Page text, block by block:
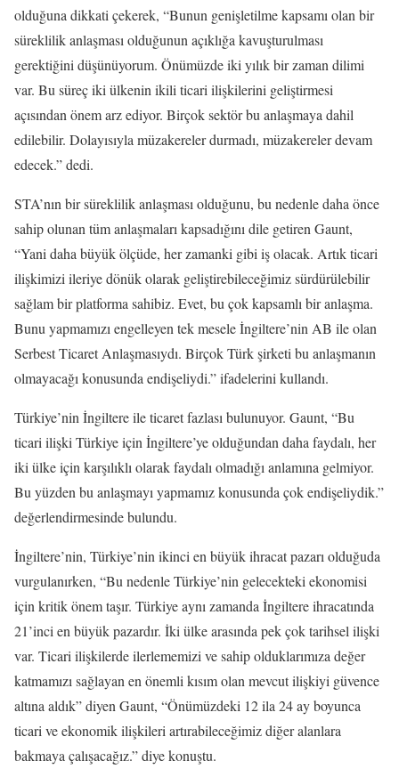
olduğuna dikkati çekerek, “Bunun genişletilme kapsamı olan bir
süreklilik anlaşması olduğunun açıklığa kavuşturulması
gerektiğini düşünüyorum. Önümüzde iki yılık bir zaman dilimi
var. Bu süreç iki ülkenin ikili ticari ilişkilerini geliştirmesi
açısından önem arz ediyor. Birçok sektör bu anlaşmaya dahil
edilebilir. Dolayısıyla müzakereler durmadı, müzakereler devam
edecek.” dedi.
STA’nın bir süreklilik anlaşması olduğunu, bu nedenle daha önce
sahip olunan tüm anlaşmaları kapsadığını dile getiren Gaunt,
“Yani daha büyük ölçüde, her zamanki gibi iş olacak. Artık ticari
ilişkimizi ileriye dönük olarak geliştirebileceğimiz sürdürülebilir
sağlam bir platforma sahibiz. Evet, bu çok kapsamlı bir anlaşma.
Bunu yapmamızı engelleyen tek mesele İngiltere’nin AB ile olan
Serbest Ticaret Anlaşmasıydı. Birçok Türk şirketi bu anlaşmanın
olmayacağı konusunda endişeliydi.” ifadelerini kullandı.
Türkiye’nin İngiltere ile ticaret fazlası bulunuyor. Gaunt, “Bu
ticari ilişki Türkiye için İngiltere’ye olduğundan daha faydalı, her
iki ülke için karşılıklı olarak faydalı olmadığı anlamına gelmiyor.
Bu yüzden bu anlaşmayı yapmamız konusunda çok endişeliydik.”
değerlendirmesinde bulundu.
İngiltere’nin, Türkiye’nin ikinci en büyük ihracat pazarı olduğuda
vurgulanırken, “Bu nedenle Türkiye’nin gelecekteki ekonomisi
için kritik önem taşır. Türkiye aynı zamanda İngiltere ihracatında
21’inci en büyük pazardır. İki ülke arasında pek çok tarihsel ilişki
var. Ticari ilişkilerde ilerlememizi ve sahip olduklarımıza değer
katmamızı sağlayan en önemli kısım olan mevcut ilişkiyi güvence
altına aldık” diyen Gaunt, “Önümüzdeki 12 ila 24 ay boyunca
ticari ve ekonomik ilişkileri artırabileceğimiz diğer alanlara
bakmaya çalışacağız.” diye konuştu.